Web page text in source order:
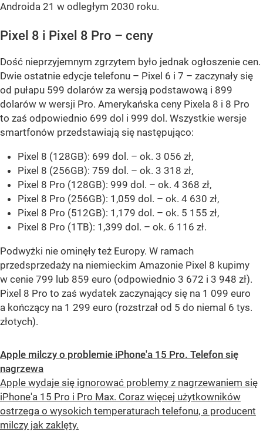
Androida 21 w odległym 2030 roku.
Pixel 8 i Pixel 8 Pro – ceny
Dość nieprzyjemnym zgrzytem było jednak ogłoszenie cen.
Dwie ostatnie edycje telefonu – Pixel 6 i 7 – zaczynały się
od pułapu 599 dolarów za wersją podstawową i 899
dolarów w wersji Pro. Amerykańska ceny Pixela 8 i 8 Pro
to zaś odpowiednio 699 dol i 999 dol. Wszystkie wersje
smartfonów przedstawiają się następująco:
Pixel 8 (128GB): 699 dol. – ok. 3 056 zł,
Pixel 8 (256GB): 759 dol. – ok. 3 318 zł,
Pixel 8 Pro (128GB): 999 dol. – ok. 4 368 zł,
Pixel 8 Pro (256GB): 1,059 dol. – ok. 4 630 zł,
Pixel 8 Pro (512GB): 1,179 dol. – ok. 5 155 zł,
Pixel 8 Pro (1TB): 1,399 dol. – ok. 6 116 zł.
Podwyżki nie ominęły też Europy. W ramach
przedsprzedaży na niemieckim Amazonie Pixel 8 kupimy
w cenie 799 lub 859 euro (odpowiednio 3 672 i 3 948 zł).
Pixel 8 Pro to zaś wydatek zaczynający się na 1 099 euro
a kończący na 1 299 euro (rozstrzał od 5 do niemal 6 tys.
złotych).
Apple milczy o problemie iPhone'a 15 Pro. Telefon się
nagrzewa
Apple wydaje się ignorować problemy z nagrzewaniem się
iPhone'a 15 Pro i Pro Max. Coraz więcej użytkowników
ostrzega o wysokich temperaturach telefonu, a producent
milczy jak zaklęty.